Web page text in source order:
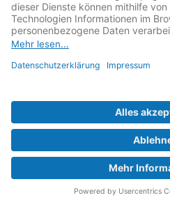
Kontaktieren Sie
Diese Kategorien